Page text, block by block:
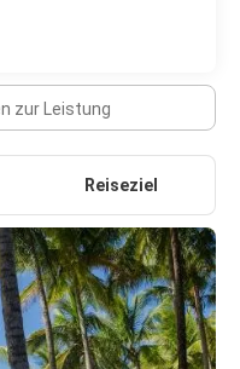
zur Leistung
Reiseziel